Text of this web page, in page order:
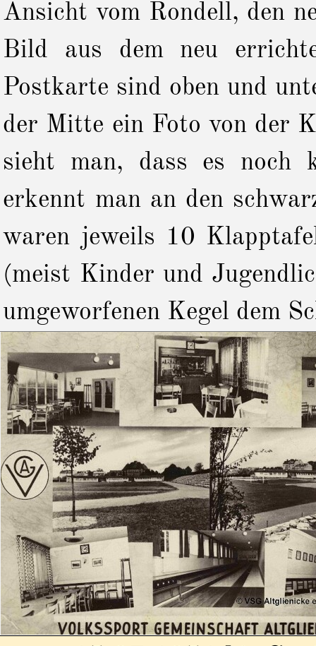
Ansicht vom Rondell, den
Bild aus dem neu
Postkarte sind oben und
der Mitte ein Foto von der
sieht man, dass es noch
erkennt man an den
waren jeweils 10
(meist Kinder und
umgeworfenen Kegel dem